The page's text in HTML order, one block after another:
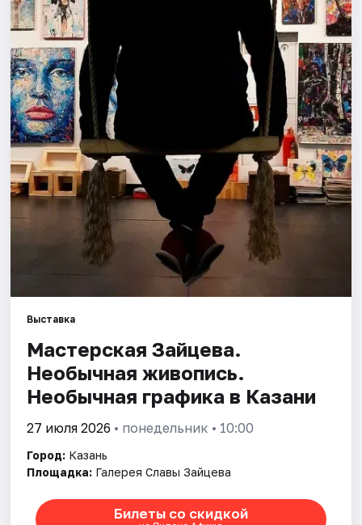
Города
Площадки
Артисты
Рейтинги
Выставка
Мастерская Зайцева.
Необычная живопись.
Необычная графика в Казани
27 июля 2026 • понедельник • 10:00
Город: Казань
Площадка: Галерея Славы Зайцева
Билеты со скидкой